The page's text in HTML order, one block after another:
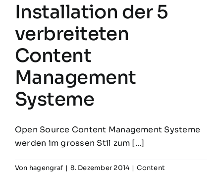
Installation der 5
verbreiteten
Content
Management
Systeme
Open Source Content Management Systeme
werden im grossen Stil zum [...]
Von hagengraf | 8. Dezember 2014 | Content